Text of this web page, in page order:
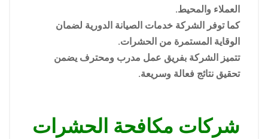
العملاء والمحيط.
كما توفر الشركة خدمات الصيانة الدورية لضمان
الوقاية المستمرة من الحشرات.
تتميز الشركة بفريق عمل مدرب ومحترف يضمن
تحقيق نتائج فعالة وسريعة.
شركات مكافحة الحشرات